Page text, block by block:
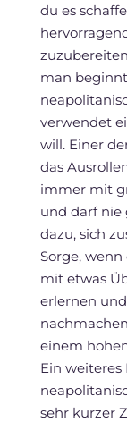
du es
man
verwendet
will. Einer
das
immer mit
und darf nie
dazu, sich
Sorge,
mit etwas
erlernen
einem
Ein weiteres
sehr kurzer